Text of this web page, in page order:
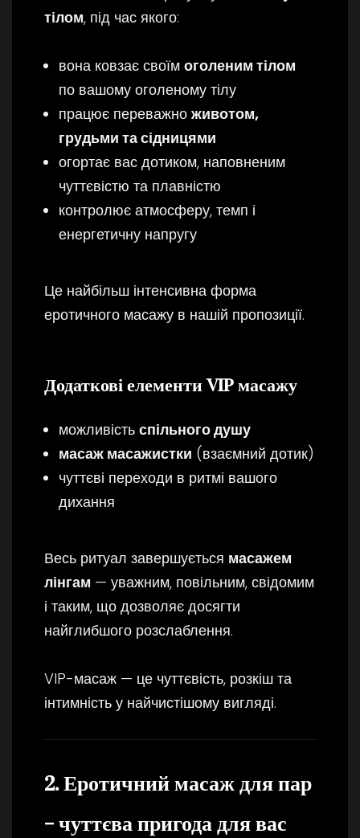
тілом, під час якого:
вона ковзає своїмоголеним тілом
по вашому оголеному тілу
працює переважноживотом,
грудьми та сідницями
огортає вас дотиком, наповненим
чуттєвістю та плавністю
контролює атмосферу, темп і
енергетичну напругу
Це найбільш інтенсивна форма
еротичного масажу в нашій пропозиції.
Додаткові елементи VIP масажу
можливістьспільного душу
масаж масажистки (взаємний дотик)
чуттєві переходи в ритмі вашого
дихання
Весь ритуал завершується масажем
лінгам — уважним, повільним, свідомим
і таким, що дозволяє досягти
найглибшого розслаблення.
VIP-масаж — це чуттєвість, розкіш та
інтимність у найчистішому вигляді.
2. Еротичний масаж для пар
– чуттєва пригода для вас